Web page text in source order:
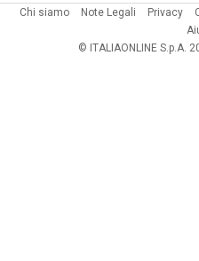
Chi siamo Note Legali Privacy
© ITALIAONLINE S.p.A.